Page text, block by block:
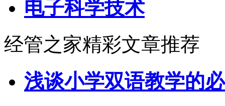
电子科学技术
经管之家精彩文章推荐
浅谈小学双语教学的